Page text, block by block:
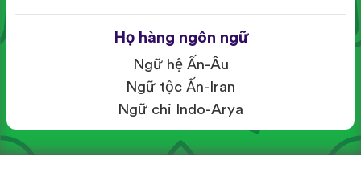
Họ hàng ngôn ngữ
Ngữ hệ Ấn-Âu
Ngữ tộc Ấn-Iran
Ngữ chi Indo-Arya